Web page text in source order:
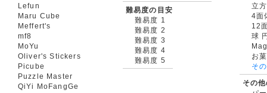
Lefun
Maru Cube
Meffert's
mf8
MoYu
Oliver's Stickers
Picube
Puzzle Master
QiYi MoFangGe
難易度の目安
難易度 1
難易度 2
難易度 3
難易度 4
難易度 5
立
4面
12
球
お
そ
その